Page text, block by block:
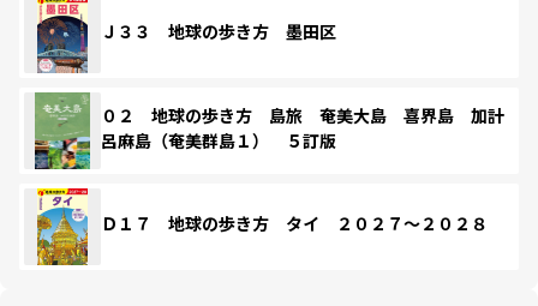
Ｊ３３ 地球の歩き方 墨田区
０２ 地球の歩き方 島旅 奄美大島 喜界島 加計
呂麻島（奄美群島１） ５訂版
Ｄ１７ 地球の歩き方 タイ ２０２７～２０２８